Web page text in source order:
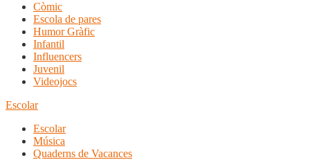
Còmic
Escola de pares
Humor Gràfic
Infantil
Influencers
Juvenil
Videojocs
Escolar
Escolar
Música
Quaderns de Vacances